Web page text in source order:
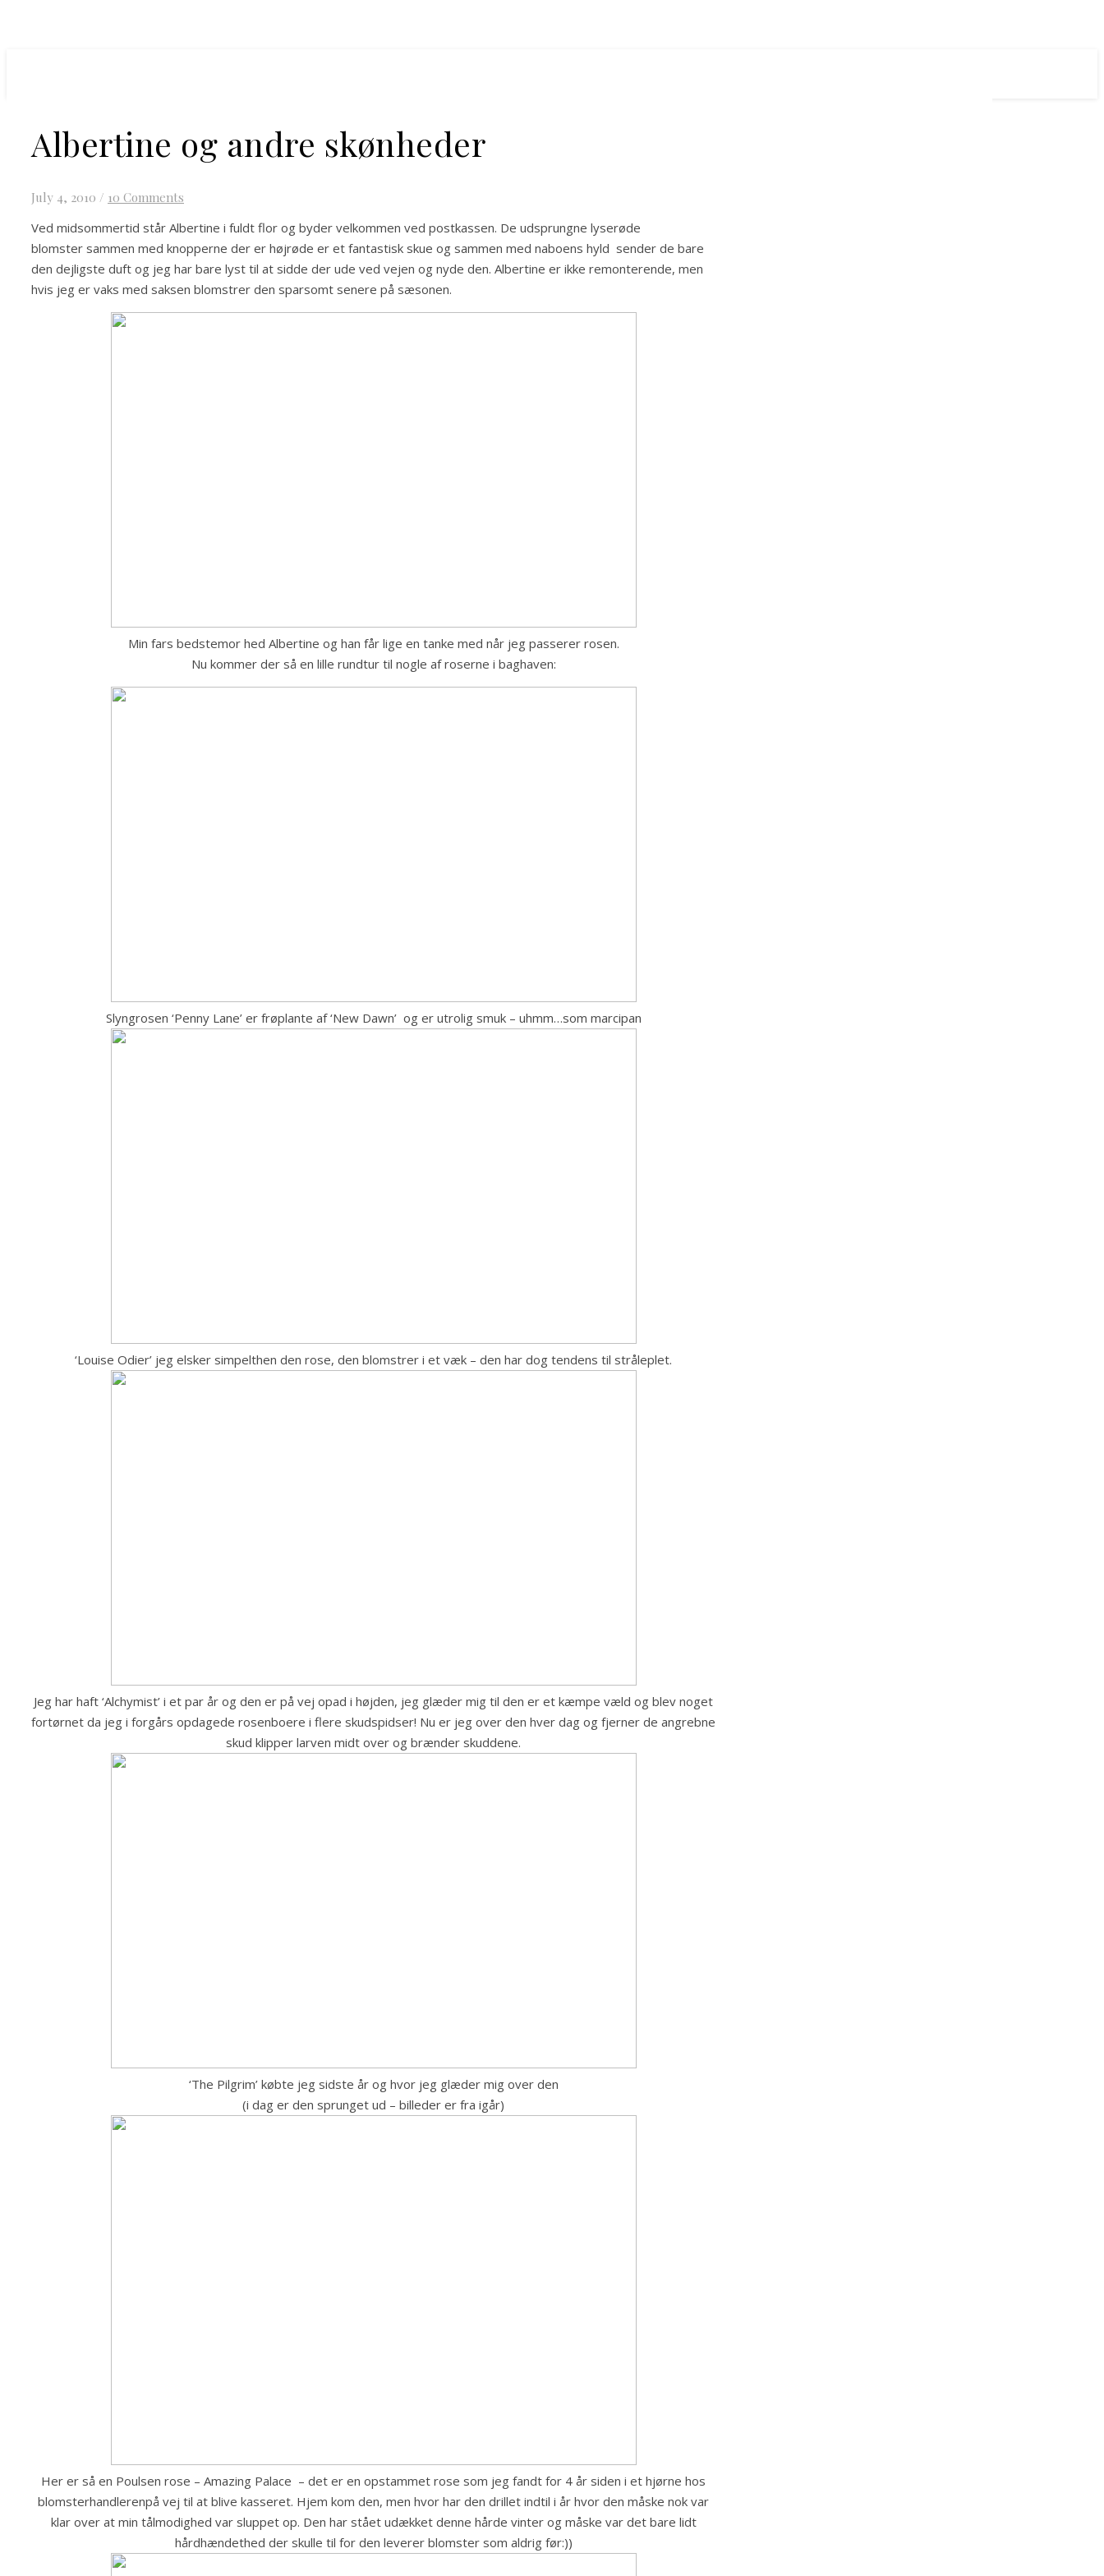
Albertine og andre skønheder
July 4, 2010 / 10 Comments
Ved midsommertid står Albertine i fuldt flor og byder velkommen ved postkassen. De udsprungne lyserøde
blomster sammen med knopperne der er højrøde er et fantastisk skue og sammen med naboens hyld sender de bare
den dejligste duft og jeg har bare lyst til at sidde der ude ved vejen og nyde den. Albertine er ikke remonterende, men
hvis jeg er vaks med saksen blomstrer den sparsomt senere på sæsonen.
Min fars bedstemor hed Albertine og han får lige en tanke med når jeg passerer rosen.
Nu kommer der så en lille rundtur til nogle af roserne i baghaven:
Slyngrosen ‘Penny Lane’ er frøplante af ‘New Dawn’ og er utrolig smuk – uhmm…som marcipan
‘Louise Odier’ jeg elsker simpelthen den rose, den blomstrer i et væk – den har dog tendens til stråleplet.
Jeg har haft ‘Alchymist’ i et par år og den er på vej opad i højden, jeg glæder mig til den er et kæmpe væld og blev noget
fortørnet da jeg i forgårs opdagede rosenboere i flere skudspidser! Nu er jeg over den hver dag og fjerner de angrebne
skud klipper larven midt over og brænder skuddene.
‘The Pilgrim’ købte jeg sidste år og hvor jeg glæder mig over den
(i dag er den sprunget ud – billeder er fra igår)
Her er så en Poulsen rose – Amazing Palace – det er en opstammet rose som jeg fandt for 4 år siden i et hjørne hos
blomsterhandlerenpå vej til at blive kasseret. Hjem kom den, men hvor har den drillet indtil i år hvor den måske nok var
klar over at min tålmodighed var sluppet op. Den har stået udækket denne hårde vinter og måske var det bare lidt
hårdhændethed der skulle til for den leverer blomster som aldrig før:))